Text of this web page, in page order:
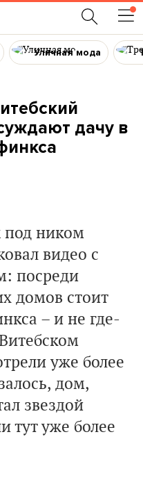
Уличная мода
дачу в
под ником
видео с
посреди
домов стоит
– и не где-
уже более
дом,
звездой
тут уже более